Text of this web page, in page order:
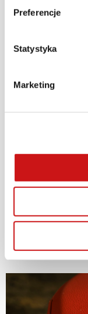
Preferencje
Statystyka
Marketing